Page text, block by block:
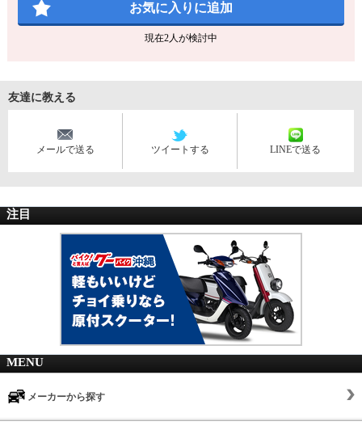
お気に入りに追加
現在2人が検討中
友達に教える
メールで送る ツイートする LINEで送る
注目
MENU
メーカーから探す